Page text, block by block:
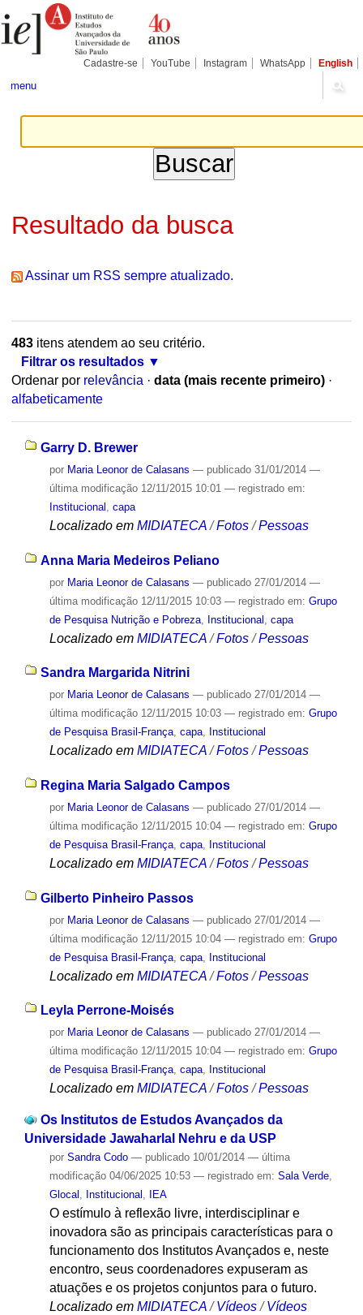
para
conteúdo.
Pessoais
Cadastre-se YouTube Instagram WhatsApp English
menu
Resultado da busca
Assinar um RSS sempre atualizado.
483itens atendem ao seu critério.
Filtrar os resultados
Ordenar por relevância · data (mais recente primeiro) ·
alfabeticamente
Garry D. Brewer
por Maria Leonor de Calasans — publicado31/01/2014 —
última modificação12/11/2015 10:01 — registrado em:
Institucional
capa
Localizado em MIDIATECA /Fotos /Pessoas
Anna Maria Medeiros Peliano
por Maria Leonor de Calasans — publicado27/01/2014 —
última modificação12/11/2015 10:03 — registrado em: Grupo
de Pesquisa Nutrição e Pobreza, Institucional capa
Localizado em MIDIATECA /Fotos /Pessoas
Sandra Margarida Nitrini
por Maria Leonor de Calasans — publicado27/01/2014 —
última modificação12/11/2015 10:03 — registrado em: Grupo
de Pesquisa Brasil-França, capa, Institucional
Localizado em MIDIATECA /Fotos /Pessoas
Regina Maria Salgado Campos
por Maria Leonor de Calasans — publicado27/01/2014 —
última modificação12/11/2015 10:04 — registrado em: Grupo
de Pesquisa Brasil-França, capa, Institucional
Localizado em MIDIATECA /Fotos /Pessoas
Gilberto Pinheiro Passos
por Maria Leonor de Calasans — publicado27/01/2014 —
última modificação12/11/2015 10:04 — registrado em: Grupo
de Pesquisa Brasil-França, capa, Institucional
Localizado em MIDIATECA /Fotos /Pessoas
Leyla Perrone-Moisés
por Maria Leonor de Calasans — publicado27/01/2014 —
última modificação12/11/2015 10:04 — registrado em: Grupo
de Pesquisa Brasil-França, capa, Institucional
Localizado em MIDIATECA /Fotos /Pessoas
Os Institutos de Estudos Avançados da
Universidade Jawaharlal Nehru e da USP
por Sandra Codo — publicado10/01/2014 — última
modificação04/06/2025 10:53 — registrado em: Sala Verde,
Glocal , Institucional , IEA
O estímulo à reflexão livre, interdisciplinar e
inovadora são as principais características para o
funcionamento dos Institutos Avançados e, neste
encontro, seus coordenadores expuseram as
atuações e os projetos conjuntos para o futuro.
Localizado em MIDIATECA /Vídeos /Vídeos